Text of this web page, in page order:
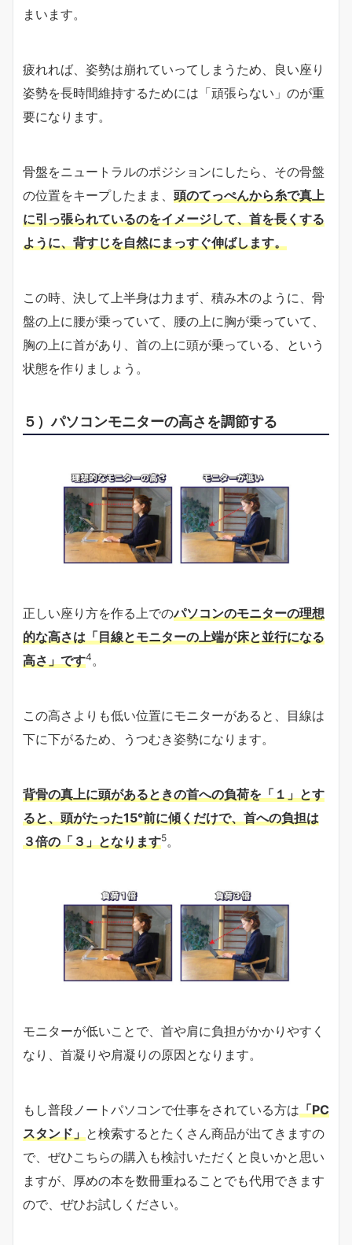
まいます。
疲れれば、姿勢は崩れていってしまうため、良い座り
姿勢を長時間維持するためには「頑張らない」のが重
要になります。
骨盤をニュートラルのポジションにしたら、その骨盤
の位置をキープしたまま、 頭のてっぺんから糸で真上
に引っ張られているのをイメージして、首を長くする
ように、背すじを自然にまっすぐ伸ばします。
この時、決して上半身は力まず、積み木のように、骨
盤の上に腰が乗っていて、腰の上に胸が乗っていて、
胸の上に首があり、首の上に頭が乗っている、という
状態を作りましょう。
５）パソコンモニターの高さを調節する
正しい座り方を作る上でのパソコンのモニターの理想
的な高さは「目線とモニターの上端が床と並行になる
高さ」です4。
この高さよりも低い位置にモニターがあると、目線は
下に下がるため、うつむき姿勢になります。
背骨の真上に頭があるときの首への負荷を「１」とす
ると、頭がたった15°前に傾くだけで、首への負担は
３倍の「３」となります5。
モニターが低いことで、首や肩に負担がかかりやすく
なり、首凝りや肩凝りの原因となります。
もし普段ノートパソコンで仕事をされている方は「PC
スタンド」と検索するとたくさん商品が出てきますの
で、ぜひこちらの購入も検討いただくと良いかと思い
ますが、厚めの本を数冊重ねることでも代用できます
ので、ぜひお試しください。